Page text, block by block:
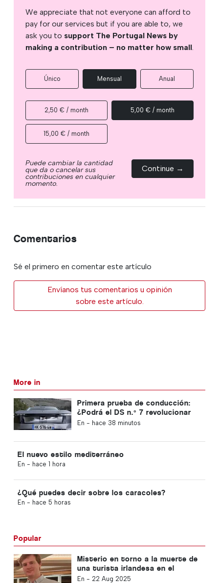
We appreciate that not everyone can afford to
pay for our services but if you are able to, we
ask you to support The Portugal News by
making a contribution – no matter how small
Único Mensual Anual
2,50 € / month 5,00 € / month
15,00 € / month
Puede cambiar la cantidad
que da o cancelar sus
contribuciones en cualquier
momento.
Continue →
Comentarios
Sé el primero en comentar este artículo
Envíanos tus comentarios u opinión
sobre este artículo.
More in
Primera prueba de conducción:
¿Podrá el DS n.º 7 revolucionar
el segmento de los coches
En - hace 38 minutos
El nuevo estilo mediterráneo
En - hace 1 hora
¿Qué puedes decir sobre los caracoles?
En - hace 5 horas
Popular
Misterio en torno a la muerte de
una turista irlandesa en el
Algarve
En - 22 Aug 2025